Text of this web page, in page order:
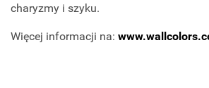
charyzmy i szyku.
Więcej informacji na: